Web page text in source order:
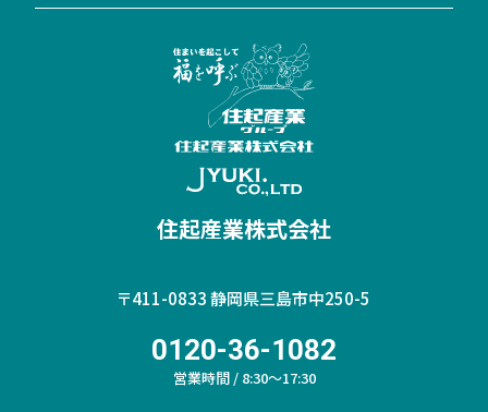
住起産業株式会社
〒411-0833静岡県三島市中250-5
0120-36-1082
営業時間 / 8:30～17:30